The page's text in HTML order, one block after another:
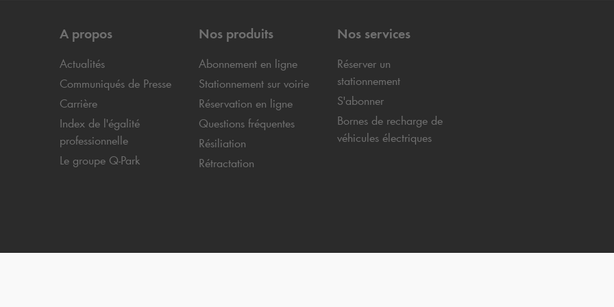
A propos
Actualités
Communiqués de Presse
Carrière
Index de l'égalité
professionnelle
Le groupe Q-Park
Nos produits
Abonnement en ligne
Stationnement sur voirie
Réservation en ligne
Questions fréquentes
Résiliation
Rétractation
Nos services
Réserver un
stationnement
S'abonner
Bornes de recharge de
véhicules électriques